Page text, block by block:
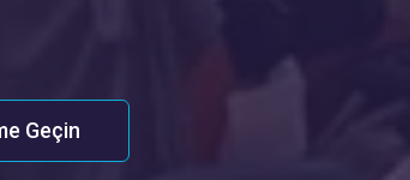
Geçin